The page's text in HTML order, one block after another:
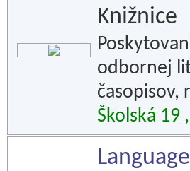
Knižnice
odbornej
časopisov,
Školská 19